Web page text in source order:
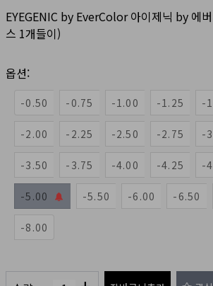
EYEGENIC by EverColor 아이제닉 by 에
스 1개들이)
옵션:
-0.50 -0.75 -1.00 -1.25 -
-2.00 -2.25 -2.50 -2.75 -
-3.50 -3.75 -4.00 -4.25 -
-5.00 -5.50 -6.00 -6.50
-8.00